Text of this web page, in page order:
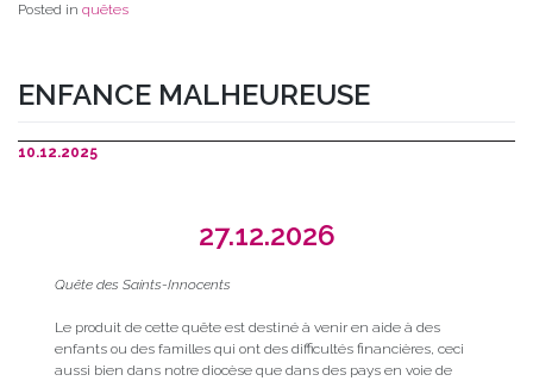
Posted in quêtes
ENFANCE MALHEUREUSE
10.12.2025
27.12.2026
Quête des Saints-Innocents
Le produit de cette quête est destiné à venir en aide à des
enfants ou des familles qui ont des difficultés financières, ceci
aussi bien dans notre diocèse que dans des pays en voie de